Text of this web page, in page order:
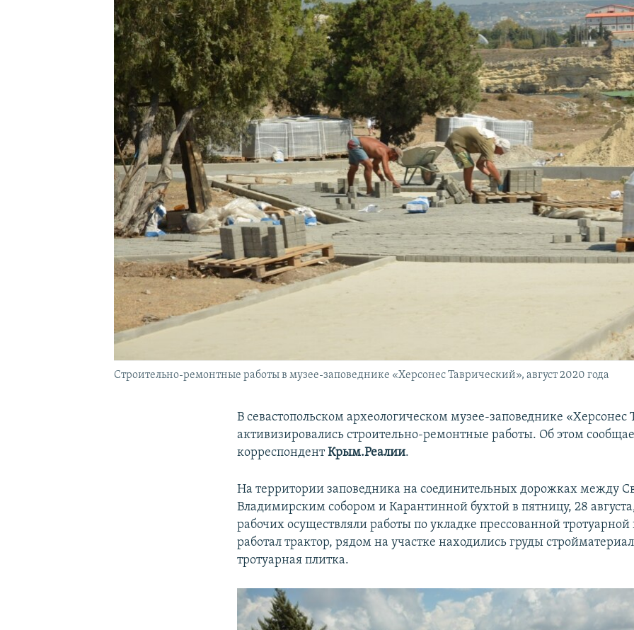
КРЫМ.НЕПОКОРЕННЫЙ
УКРАИНСКАЯ ПРОБЛЕМА КРЫМА
Строительно-ремонтные работы в музее-заповеднике «Херсонес Таврический», август 2020 года
В севастопольском археологическом музее-заповеднике «Херсонес
активизировались строительно-ремонтные работы. Об этом
корреспондентКрым.Реалии.
На территории заповедника на соединительных дорожках между
Владимирским собором и Карантинной бухтой в пятницу, 28
рабочих осуществляли работы по укладке прессованной
работал трактор, рядом на участке находились груды
тротуарная плитка.